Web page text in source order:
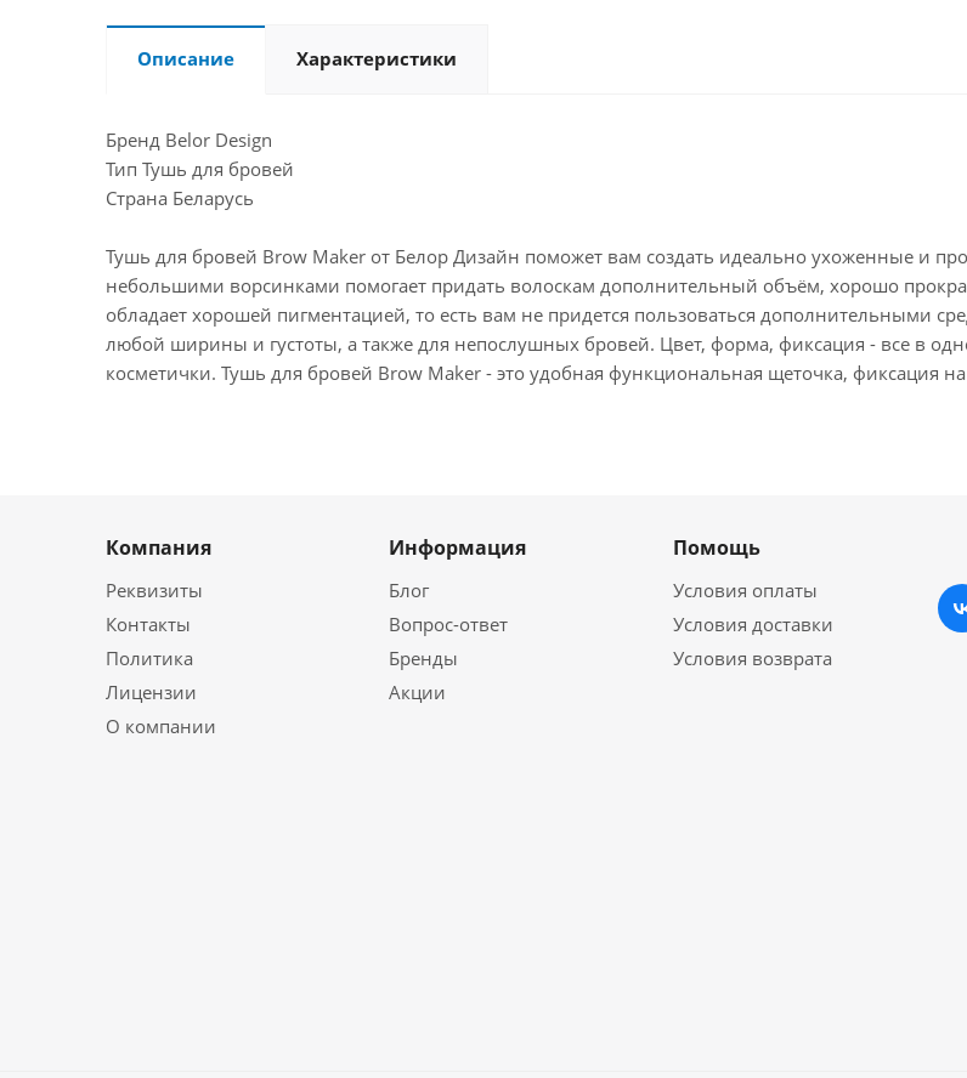
Описание Характеристики
Бренд Belor Design
Тип Тушь для бровей
Страна Беларусь
Тушь для бровей Brow Maker от Белор Дизайн поможет вам создать идеально ухоженные и
небольшими ворсинками помогает придать волоскам дополнительный объём, хорошо
обладает хорошей пигментацией, то есть вам не придется пользоваться дополнительными
любой ширины и густоты, а также для непослушных бровей. Цвет, форма, фиксация - все в
косметички. Тушь для бровей Brow Maker - это удобная функциональная щеточка, фиксация
Компания
Реквизиты
Контакты
Политика
Лицензии
О компании
Информация
Блог
Вопрос-ответ
Бренды
Акции
Помощь
Условия оплаты
Условия доставки
Условия возврата